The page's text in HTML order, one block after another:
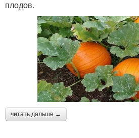
плодов.
читать дальше →